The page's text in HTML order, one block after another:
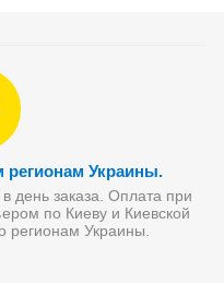
регионам Украины.
день заказа. Оплата при
по Киеву и Киевской
регионам Украины.